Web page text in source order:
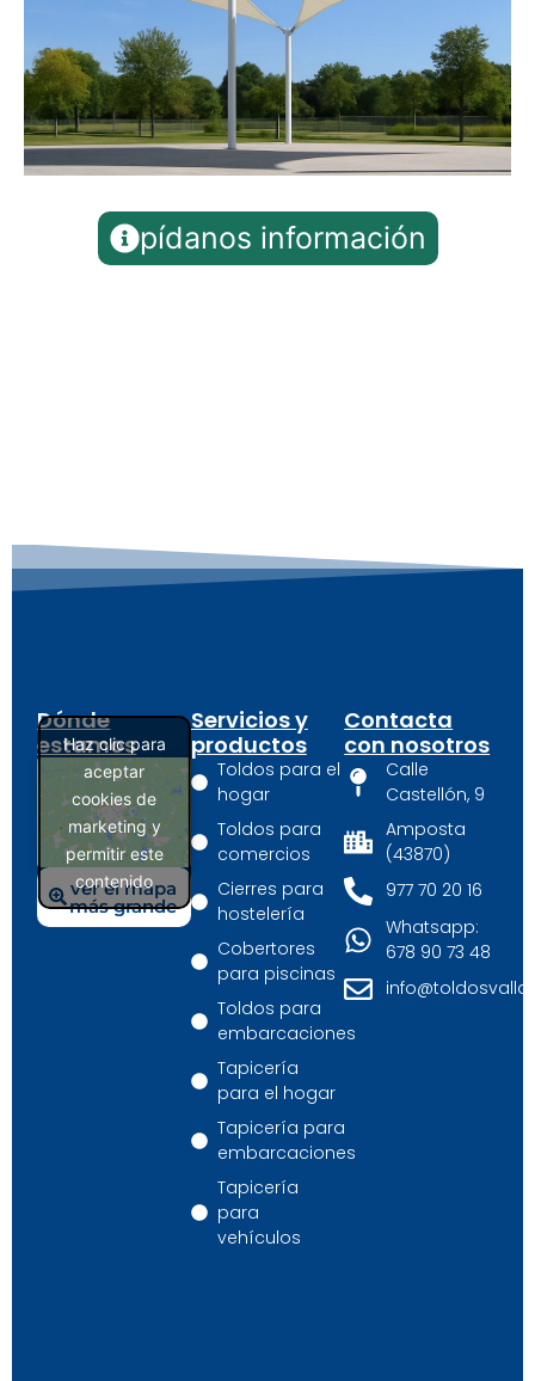
pídanos información
Contacta
con nosotros
Calle
Castellón, 9
Amposta
(43870)
977 70 20 16
Whatsapp:
678 90 73 48
Servicios y
productos
Toldos para el
hogar
Toldos para
comercios
Cierres para
hostelería
Cobertores
para piscinas
Toldos para
embarcaciones
Tapicería
para el hogar
Tapicería para
embarcaciones
Tapicería
para
vehículos
Dónde
estamos
Haz clic para
aceptar
cookies de
marketing y
permitir este
contenido
ver el mapa
más grande